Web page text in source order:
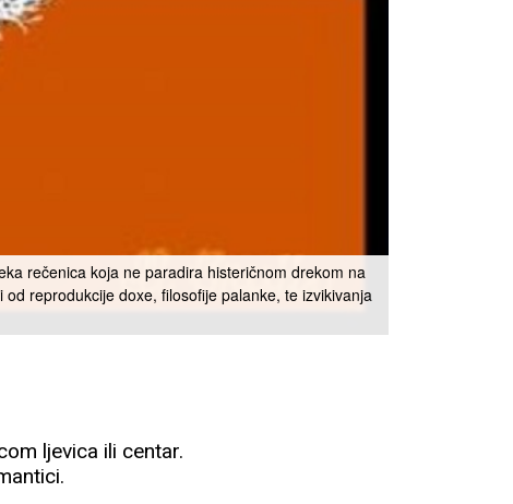
rečenica koja ne paradira histeričnom drekom na
reprodukcije doxe, filosofije palanke, te izvikivanja
ljevica ili centar.